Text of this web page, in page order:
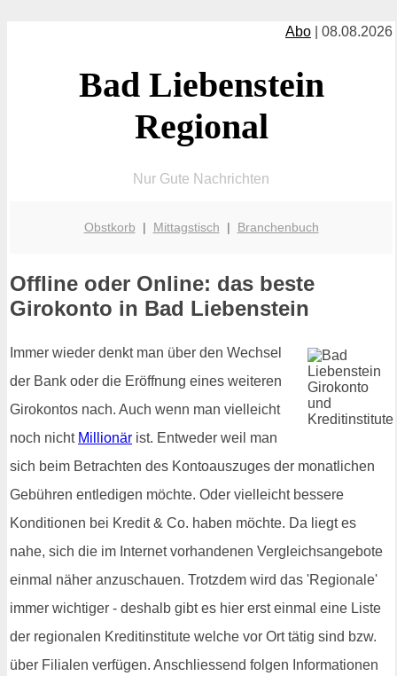
Abo | 08.08.2026
Bad Liebenstein
Regional
Nur Gute Nachrichten
Obstkorb | Mittagstisch | Branchenbuch
Offline oder Online: das beste
Girokonto in Bad Liebenstein
Immer wieder denkt man über den Wechsel
der Bank oder die Eröffnung eines weiteren
Girokontos nach. Auch wenn man vielleicht
noch nicht Millionär ist. Entweder weil man
sich beim Betrachten des Kontoauszuges der monatlichen
Gebühren entledigen möchte. Oder vielleicht bessere
Konditionen bei Kredit & Co. haben möchte. Da liegt es
nahe, sich die im Internet vorhandenen Vergleichsangebote
einmal näher anzuschauen. Trotzdem wird das 'Regionale'
immer wichtiger - deshalb gibt es hier erst einmal eine Liste
der regionalen Kreditinstitute welche vor Ort tätig sind bzw.
über Filialen verfügen. Anschliessend folgen Informationen